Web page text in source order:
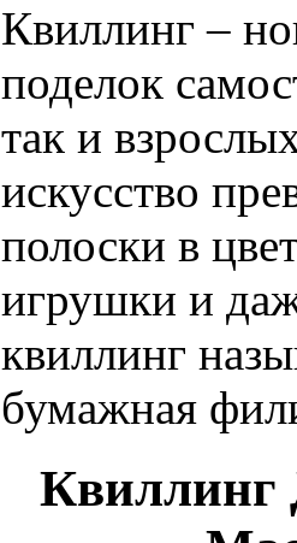
Квиллинг –
поделок
так и
искусство
полоски в
игрушки и
квиллинг
бумажная